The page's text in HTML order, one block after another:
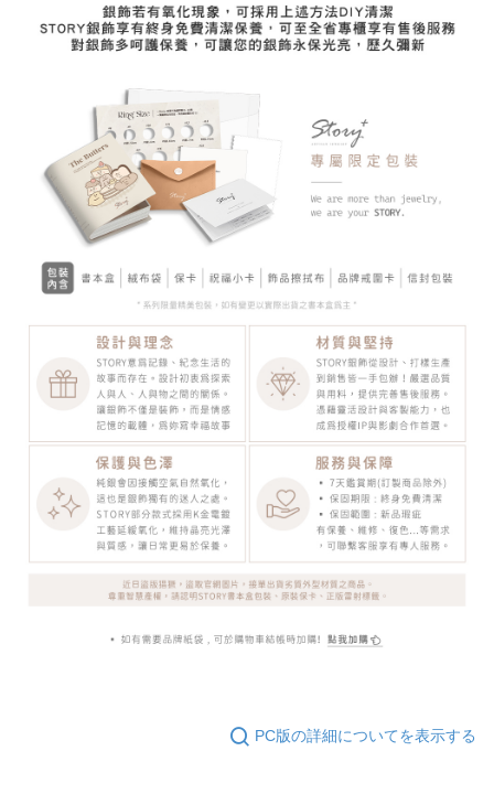
PC版の詳細についてを表示する